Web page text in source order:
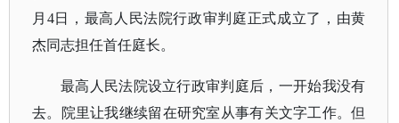
月4日，最高人民法院行政审判庭正式成立了，由黄
杰同志担任首任庭长。
最高人民法院设立行政审判庭后，一开始我没有
去。院里让我继续留在研究室从事有关文字工作。但